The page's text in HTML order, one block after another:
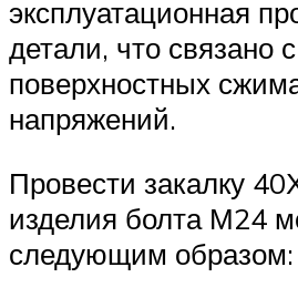
эксплуатационная
детали, что связано
поверхностных
напряжений.
Провести закалку
изделия болта М24
следующим образом: